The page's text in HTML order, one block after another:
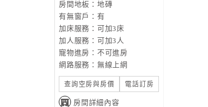
房間地板：地磚
有無窗戶：有
加床服務：可加3床
加人服務：可加3人
寵物進房：不可進房
網路服務：無線上網
查詢空房與房價 電話訂房
房間詳細內容